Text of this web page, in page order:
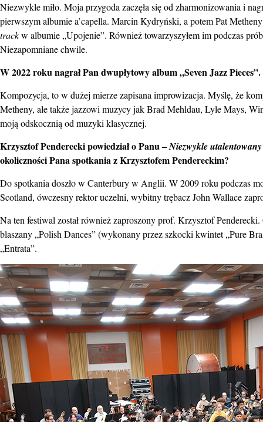
Niezwykle miło. Moja przygoda zaczęła się od zharmonizowania i
pierwszym albumie a’capella. Marcin Kydryński, a potem Pat
trackw albumie „Upojenie”. Również towarzyszyłem im podczas
Niezapomniane chwile.
W 2022 roku nagrał Pan dwupłytowy album „Seven Jazz
Kompozycja, to w dużej mierze zapisana improwizacja. Myślę, że
Metheny, ale także jazzowi muzycy jak Brad Mehldau, Lyle Mays,
moją odskocznią od muzyki klasycznej.
Krzysztof Penderecki powiedział o Panu –Niezwykle
okoliczności Pana spotkania z Krzysztofem Pendereckim?
Do spotkania doszło w Canterbury w Anglii. W 2009 roku podczas
Scotland, ówczesny rektor uczelni, wybitny trębacz John Wallace
Na ten festiwal został również zaproszony prof. Krzysztof
blaszany „Polish Dances” (wykonany przez szkocki kwintet „Pure
„Entrata”.